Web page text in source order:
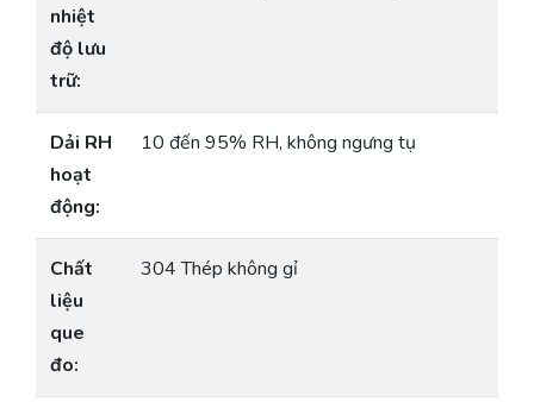
nhiệt
độ lưu
trữ:
Dải RH
hoạt
động:
10 đến 95% RH, không ngưng tụ
Chất
liệu
que
đo:
304 Thép không gỉ